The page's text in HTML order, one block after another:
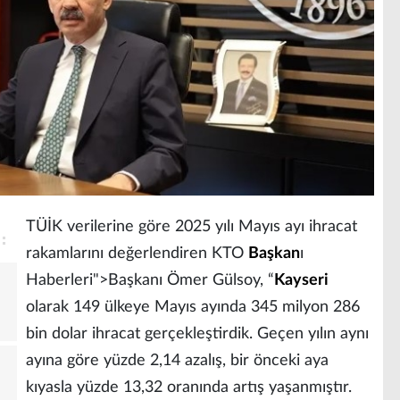
TÜİK verilerine göre 2025 yılı Mayıs ayı ihracat
rakamlarını değerlendiren KTO Başkanı
Haberleri">Başkanı Ömer Gülsoy, “ Kayseri
olarak 149 ülkeye Mayıs ayında 345 milyon 286
bin dolar ihracat gerçekleştirdik. Geçen yılın aynı
ayına göre yüzde 2,14 azalış, bir önceki aya
kıyasla yüzde 13,32 oranında artış yaşanmıştır.